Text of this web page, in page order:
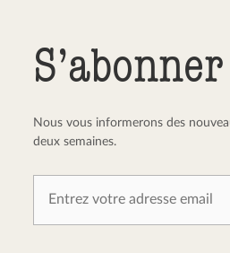
Nous vous informerons des
deux semaines.